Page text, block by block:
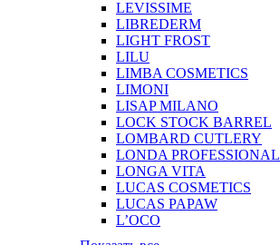
LEVISSIME
LIBREDERM
LIGHT FROST
LILU
LIMBA COSMETICS
LIMONI
LISAP MILANO
LOCK STOCK BARREL
LOMBARD CUTLERY
LONDA PROFESSIONAL
LONGA VITA
LUCAS COSMETICS
LUCAS PAPAW
L’OCO